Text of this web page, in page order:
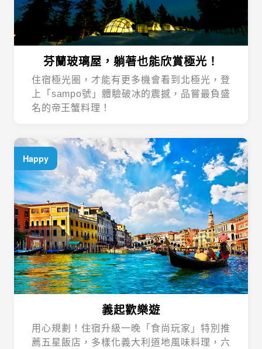
芬蘭玻璃屋，躺著也能欣賞極光！
住宿極光圈，才能有更多機會看到北極光，登
上「sampo號」體驗破冰的震撼，品嘗最負盛
名的帝王蟹料理！
義起歡樂遊
Happy
用心規劃！住宿升級一晚「食尚玩家」特別推
薦五星飯店，多樣化義大利道地風味料理，六